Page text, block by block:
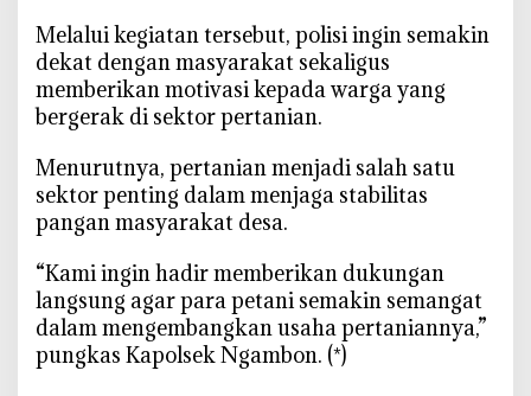
a
N
g
l
m
p
‎Melalui kegiatan tersebut, polisi ingin semakin
dekat dengan masyarakat sekaligus
memberikan motivasi kepada warga yang
bergerak di sektor pertanian.
‎Menurutnya, pertanian menjadi salah satu
sektor penting dalam menjaga stabilitas
pangan masyarakat desa.
‎“Kami ingin hadir memberikan dukungan
langsung agar para petani semakin semangat
dalam mengembangkan usaha pertaniannya,”
pungkas Kapolsek Ngambon. (*)